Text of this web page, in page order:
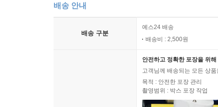
배송 안내
배송 구분
예스24 배송
배송비 : 2,500원
안전하고 정확한 포장을 위
고객님께 배송되는 모든 상
목적 : 안전한 포장 관리
촬영범위 : 박스 포장 작업